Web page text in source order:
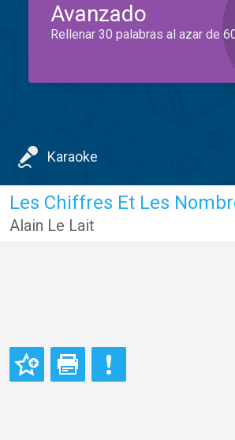
Avanzado
Rellenar 30 palabras al azar de
Karaoke
Alain Le Lait